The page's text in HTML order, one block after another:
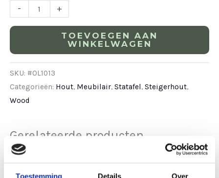
Toestemming Details Over
- +
TOEVOEGEN AAN
WINKELWAGEN
SKU: #OL1013
Categorieën: Hout, Meubilair, Statafel , Steigerhout,
Wood
Gerelateerde producten